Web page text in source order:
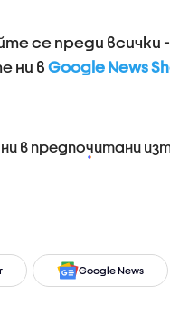
се преди всички -
ни в Google News
в предпочитани
Google News